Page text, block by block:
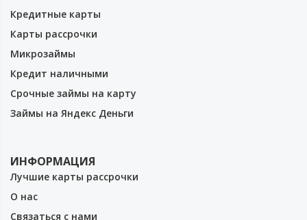
Кредитные карты
Карты рассрочки
Микрозаймы
Кредит наличными
Срочные займы на карту
Займы на Яндекс Деньги
ИНФОРМАЦИЯ
Лучшие карты рассрочки
О нас
Связаться с нами